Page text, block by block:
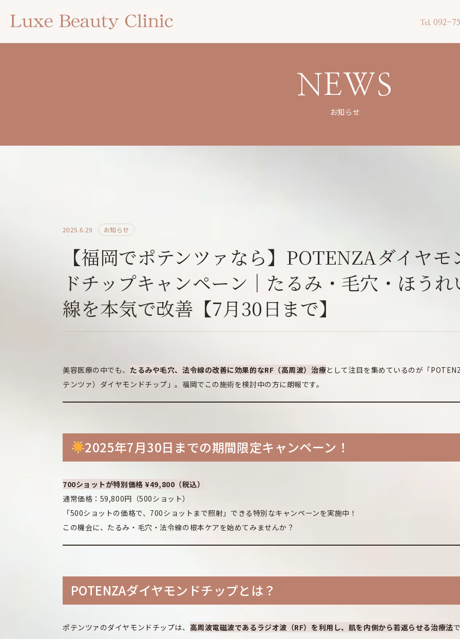
Tel. 092-
NEWS
お知らせ
2025.6.29 お知らせ
【福岡でポテンツァなら】POTENZAダイヤモ
ドチップキャンペーン｜たるみ・毛穴・ほうれ
線を本気で改善【7月30日まで】
美容医療の中でも、 たるみや毛穴、法令線の改善に効果的なRF（高周波）治療として注目を集めているのが「
テンツァ）ダイヤモンドチップ」。福岡でこの施術を検討中の方に朗報です。
2025年7月30日までの期間限定キャンペーン！
700ショットが特別価格 ¥49,800（税込）
通常価格：59,800円（500ショット）
「500ショットの価格で、700ショットまで照射」できる特別なキャンペーンを実施中！
この機会に、たるみ・毛穴・法令線の根本ケアを始めてみませんか？
POTENZAダイヤモンドチップとは？
ポテンツァのダイヤモンドチップは、 高周波電磁波であるラジオ波（RF）を利用し、肌を内側から若返らせる治療法